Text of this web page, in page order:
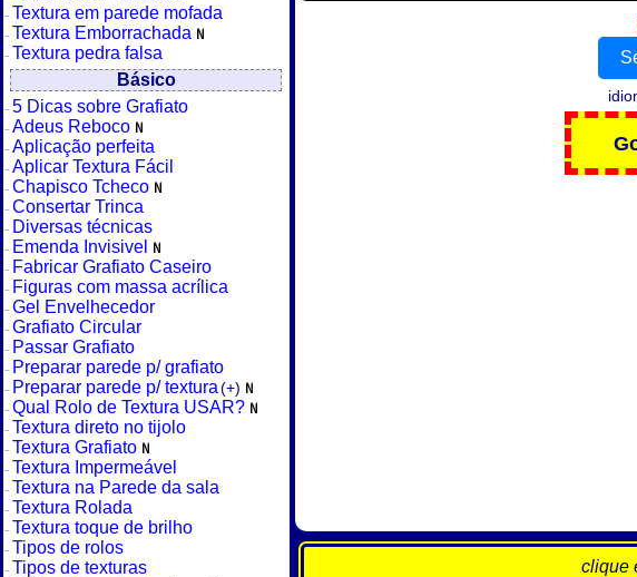
Textura em parede mofada
Textura Emborrachada
Textura pedra falsa
Básico
5 Dicas sobre Grafiato
Adeus Reboco
Aplicação perfeita
Aplicar Textura Fácil
Chapisco Tcheco
Consertar Trinca
Diversas técnicas
Emenda Invisivel
Fabricar Grafiato Caseiro
Figuras com massa acrílica
Gel Envelhecedor
Grafiato Circular
Passar Grafiato
Preparar parede p/ grafiato
Preparar parede p/ textura (+)
Qual Rolo de Textura USAR?
Textura direto no tijolo
Textura Grafiato
Textura Impermeável
Textura na Parede da sala
Textura Rolada
Textura toque de brilho
Tipos de rolos
Tipos de texturas
clique